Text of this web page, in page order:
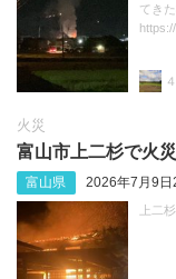
てき
火災
富山市上二杉で火
富山県 2026年7月9日
上二